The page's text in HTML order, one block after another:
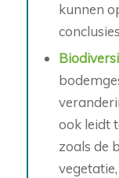
kunnen
ook leidt
zoals de